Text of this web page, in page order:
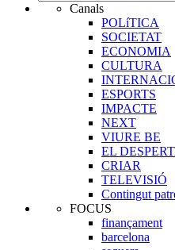
Canals
POLíTICA
SOCIETAT
ECONOMIA
CULTURA
ESPORTS
IMPACTE
NEXT
VIURE BE
EL
CRIAR
TELEVISIÓ
Contingut
FOCUS
finançament
barcelona